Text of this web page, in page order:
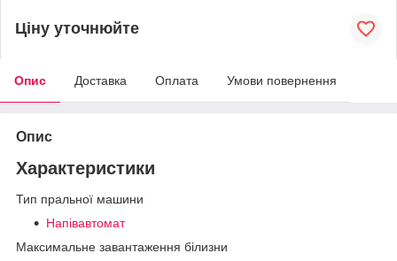
Ціну уточнюйте
Опис Доставка Оплата Умови повернення
Опис
Характеристики
Тип пральної машини
Напівавтомат
Максимальне завантаження білизни